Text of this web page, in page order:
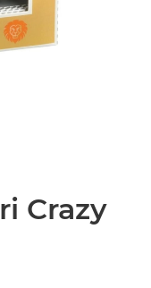
Crazy